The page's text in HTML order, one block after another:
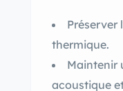
Préserver
thermique.
Maintenir
acoustique